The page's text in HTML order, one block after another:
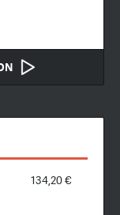
134,20 €